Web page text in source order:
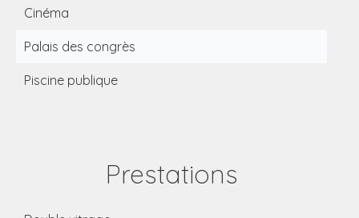
Cinéma
Palais des congrès
Piscine publique
Prestations